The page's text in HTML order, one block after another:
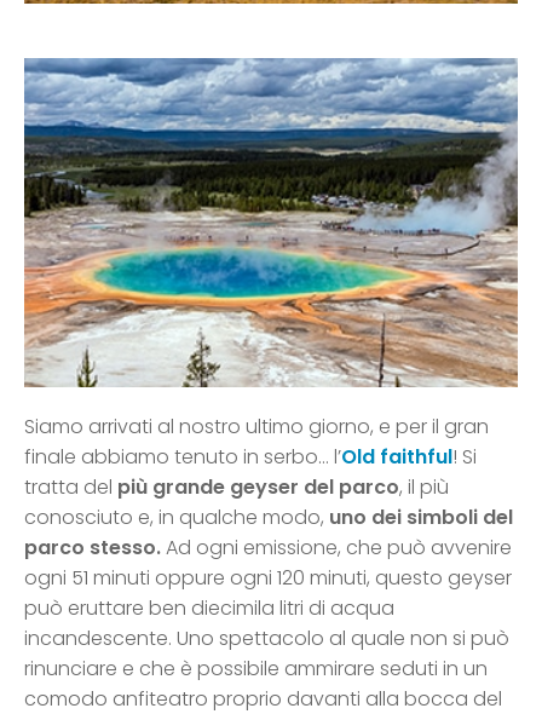
Siamo arrivati al nostro ultimo giorno, e per il gran
finale abbiamo tenuto in serbo… l’Old faithful! Si
tratta del più grande geyser del parco, il più
conosciuto e, in qualche modo, uno dei simboli del
parco stesso.Ad ogni emissione, che può avvenire
ogni 51 minuti oppure ogni 120 minuti, questo geyser
può eruttare ben diecimila litri di acqua
incandescente. Uno spettacolo al quale non si può
rinunciare e che è possibile ammirare seduti in un
comodo anfiteatro proprio davanti alla bocca del